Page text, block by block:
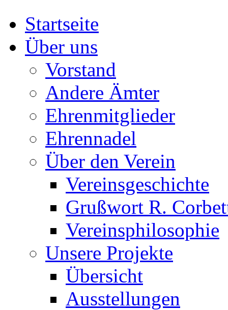
Startseite
Über uns
Vorstand
Andere Ämter
Ehrenmitglieder
Ehrennadel
Über den Verein
Vereinsgeschichte
Grußwort R.
Vereinsphilosophie
Unsere Projekte
Übersicht
Ausstellungen